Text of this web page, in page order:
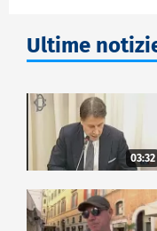
Ultime
03:32